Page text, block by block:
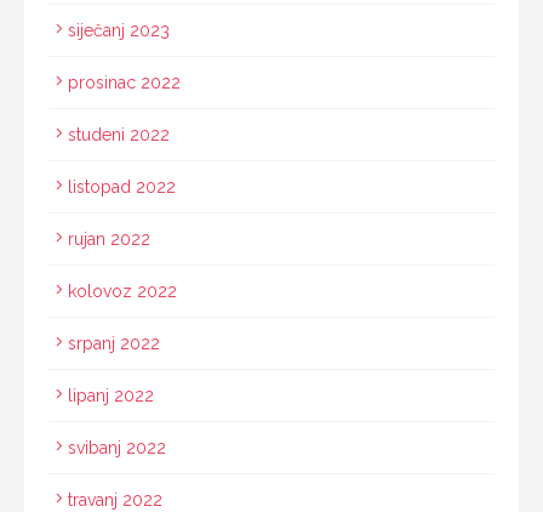
siječanj 2023
prosinac 2022
studeni 2022
listopad 2022
rujan 2022
kolovoz 2022
srpanj 2022
lipanj 2022
svibanj 2022
travanj 2022